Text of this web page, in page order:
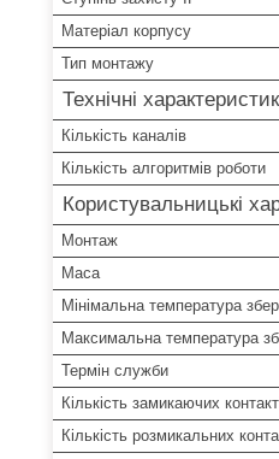
Матеріал корпусу
Тип монтажу
Технічні
Кількість каналів
Кількість алгоритмів роботи
Користувальницькі
Монтаж
Маса
Мінімальна температура
Максимальна температура
Термін служби
Кількість замикаючих
Кількість розмикальних